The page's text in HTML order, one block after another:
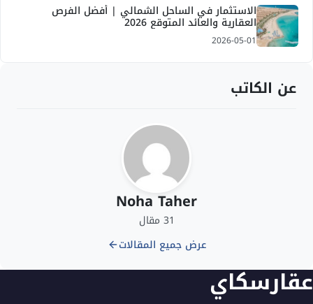
الاستثمار في الساحل الشمالي | أفضل الفرص
العقارية والعائد المتوقع 2026
2026-05-01
عن الكاتب
Noha Taher
31 مقال
عرض جميع المقالات
عقارسكاي